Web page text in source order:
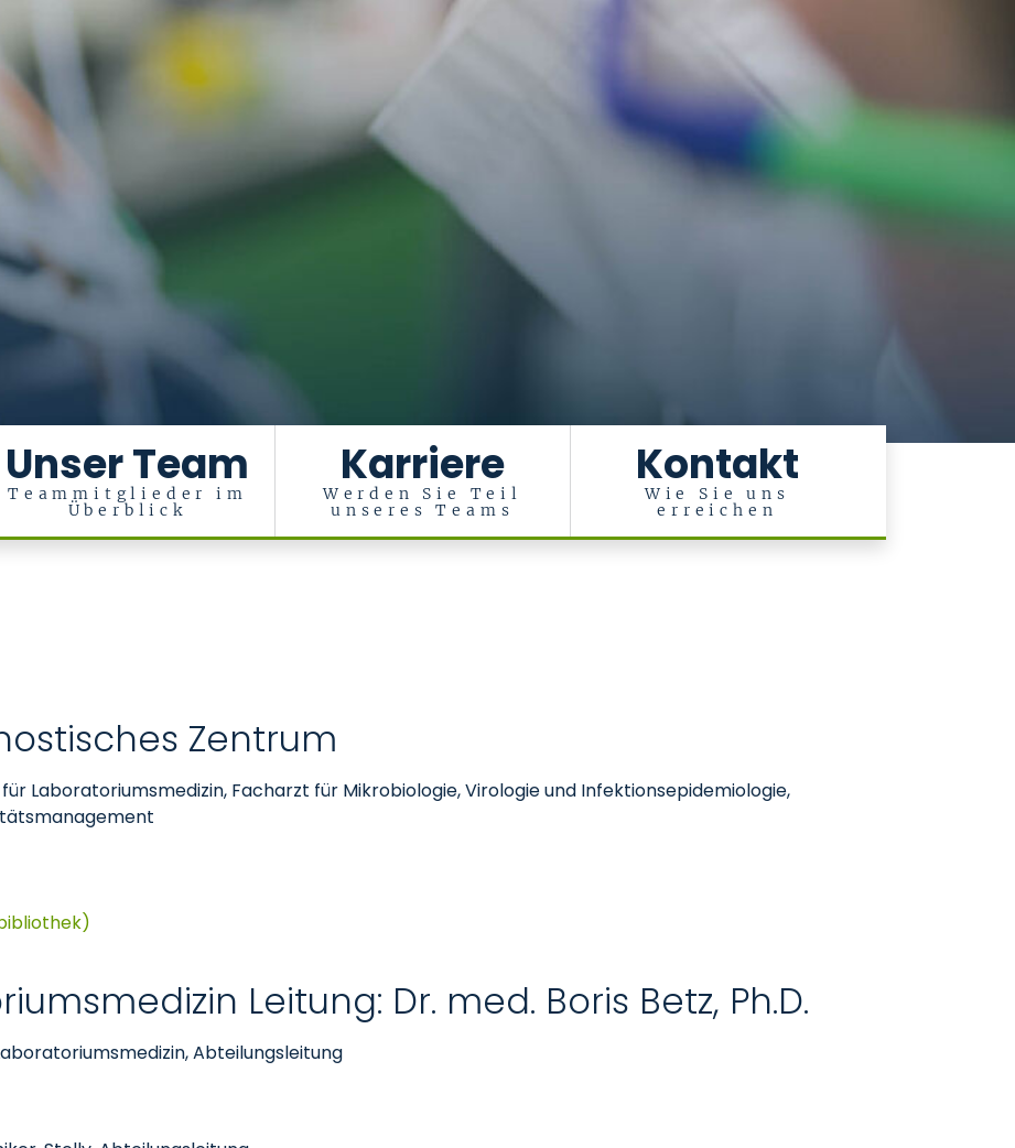
Unser Team
Teammitglieder im
Überblick
Karriere
Werden Sie Teil
unseres Teams
Kontakt
Wie Sie uns
erreichen
Zentrum
Laboratoriumsmedizin, Facharzt für Mikrobiologie, Virologie und Infektionsepidemiologie,
Leitung: Dr. med. Boris Betz, Ph.D.
Abteilungsleitung